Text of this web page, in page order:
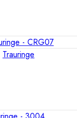
Trauringe